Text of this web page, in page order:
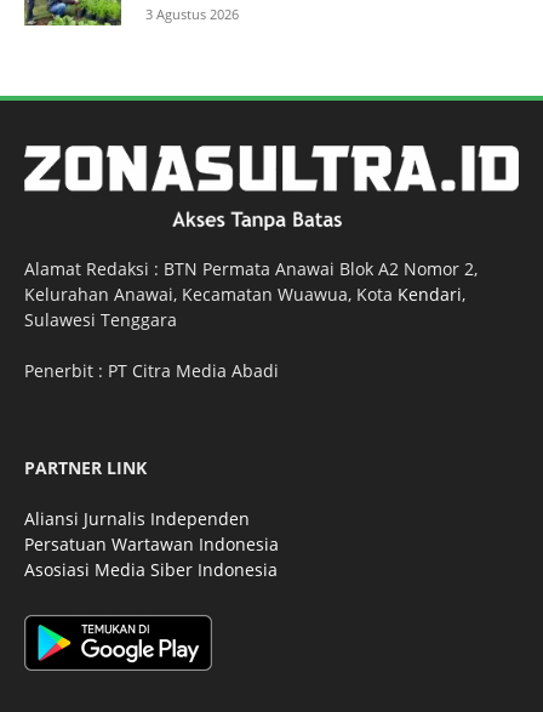
3 Agustus 2026
Alamat Redaksi : BTN Permata Anawai Blok A2 Nomor 2,
Kelurahan Anawai, Kecamatan Wuawua, Kota Kendari,
Sulawesi Tenggara
Penerbit : PT Citra Media Abadi
PARTNER LINK
Aliansi Jurnalis Independen
Persatuan Wartawan Indonesia
Asosiasi Media Siber Indonesia